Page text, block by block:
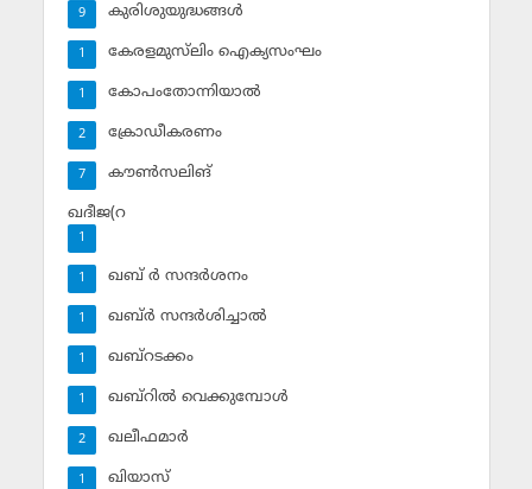
കുരിശുയുദ്ധങ്ങള്‍
9
കേരളമുസ്‌ലിം ഐക്യസംഘം
1
കോപംതോന്നിയാല്‍
1
ക്രോഡീകരണം
2
കൗണ്‍സലിങ്‌
7
ഖദീജ(റ
1
ഖബ് ര്‍ സന്ദര്‍ശനം
1
ഖബ്ര്‍ സന്ദര്‍ശിച്ചാല്‍
1
ഖബ്‌റടക്കം
1
ഖബ്‌റില്‍ വെക്കുമ്പോള്‍
1
ഖലീഫമാര്‍
2
ഖിയാസ്
1